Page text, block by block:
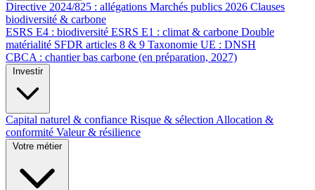
Directive 2024/825 : allégations Marchés publics 2026 Clauses
biodiversité & carbone
ESRS E4 : biodiversité ESRS E1 : climat & carbone Double
matérialité SFDR articles 8 & 9 Taxonomie UE : DNSH
CBCA : chantier bas carbone (en préparation, 2027)
Investir
Capital naturel & confiance Risque & sélection Allocation &
conformité Valeur & résilience
Votre métier